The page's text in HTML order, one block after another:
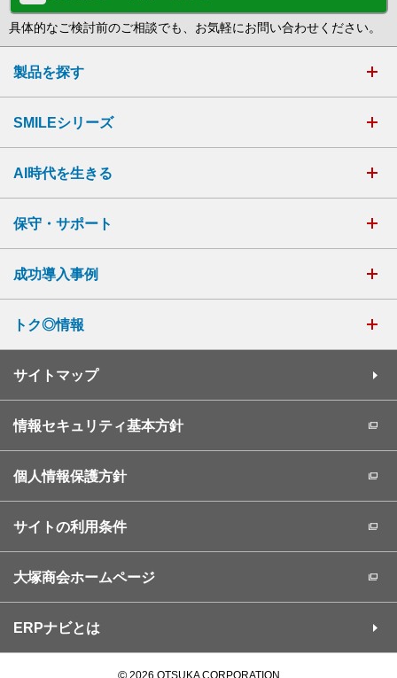
具体的なご検討前のご相談でも、お気軽にお問い合わせください。
製品を探す
SMILEシリーズ
AI時代を生きる
保守・サポート
成功導入事例
トク◎情報
サイトマップ
情報セキュリティ基本方針
個人情報保護方針
サイトの利用条件
大塚商会ホームページ
ERPナビとは
2026 OTSUKA CORPORATION